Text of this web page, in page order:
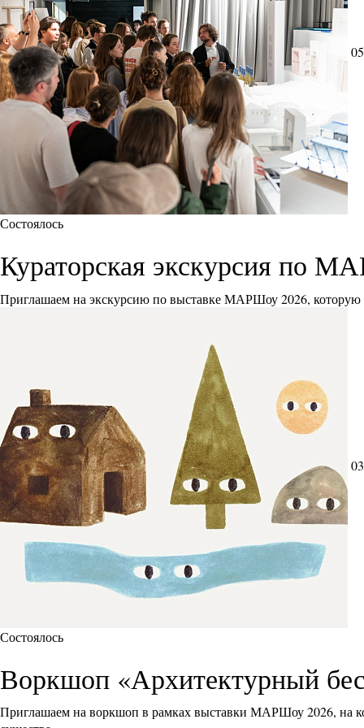
Состоялось
Кураторская экскурсия по
Приглашаем на экскурсию по выставке МАРШоу 2026, которую
Состоялось
Воркшоп «Архитектурный
Приглашаем на воркшоп в рамках выставки МАРШоу 2026, на